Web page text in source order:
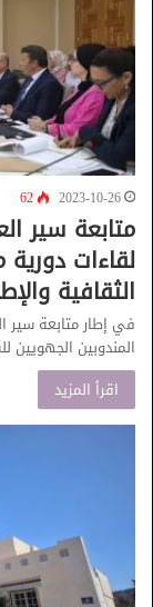
2023-10-26
62
متابعة سير
لقاءات
الثقافية
في إطار متابعة
المندوبين الجهويين
اقرأ المزيد